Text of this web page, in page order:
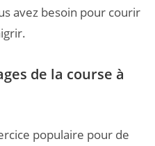
avez besoin pour courir
de la course à
populaire pour de